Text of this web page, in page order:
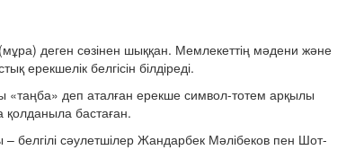
деген сөзінен шыққан. Мемлекеттің мәдени және
ерекшелік белгісін білдіреді.
«таңба» деп аталған ерекше символ-тотем арқылы
қолданыла бастаған.
сәулетшілер Жандарбек Мәлібеков пен Шот-